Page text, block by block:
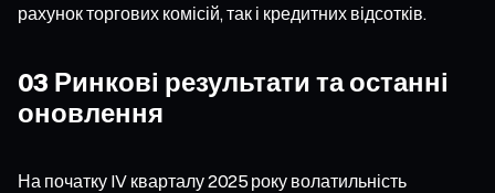
рахунок торгових комісій, так і кредитних відсотків.
03 Ринкові результати та останні
оновлення
На початку IV кварталу 2025 року волатильність